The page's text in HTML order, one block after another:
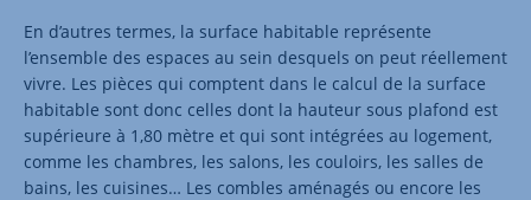
En d’autres termes, la surface habitable représente
l’ensemble des espaces au sein desquels on peut réellement
vivre. Les pièces qui comptent dans le calcul de la surface
habitable sont donc celles dont la hauteur sous plafond est
supérieure à 1,80 mètre et qui sont intégrées au logement,
comme les chambres, les salons, les couloirs, les salles de
bains, les cuisines… Les combles aménagés ou encore les